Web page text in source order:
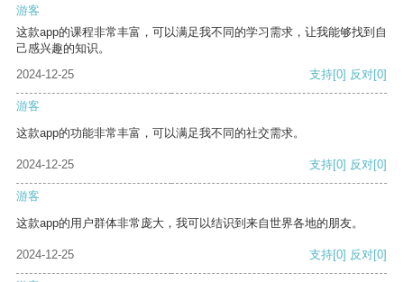
游客
这款app的课程非常丰富，可以满足我不同的学习需求，让我能够找到自
己感兴趣的知识。
2024-12-25
支持[0] 反对[0]
游客
这款app的功能非常丰富，可以满足我不同的社交需求。
2024-12-25 支持[0] 反对[0]
游客
这款app的用户群体非常庞大，我可以结识到来自世界各地的朋友。
2024-12-25 支持[0] 反对[0]